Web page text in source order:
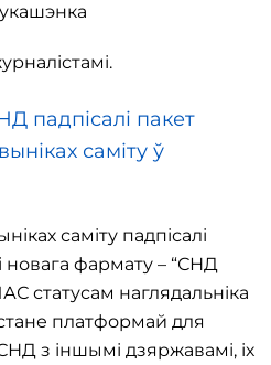
падпісалі пакет
саміту ў
саміту падпісалі
новага фармату – “СНД
статусам наглядальніка
платформай для
з іншымі дзяржавамі, іх